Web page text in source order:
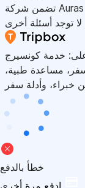
تضمن شركة Auras للتأمين استرداد من المبلغ خلال 14 يومًا من
خدمة كونسيرج
حماية السفر، مساعدة طبية،
خطأ بالدفع